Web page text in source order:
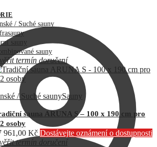
/ Suché sauny
sauny
sauny
termín doručení
/ Suché saunySauny
sauna ARUNA S – 100 x 190 cm pro
osoby
961,00 Kč Dostávejte oznámení o dostupnosti
termín doručení